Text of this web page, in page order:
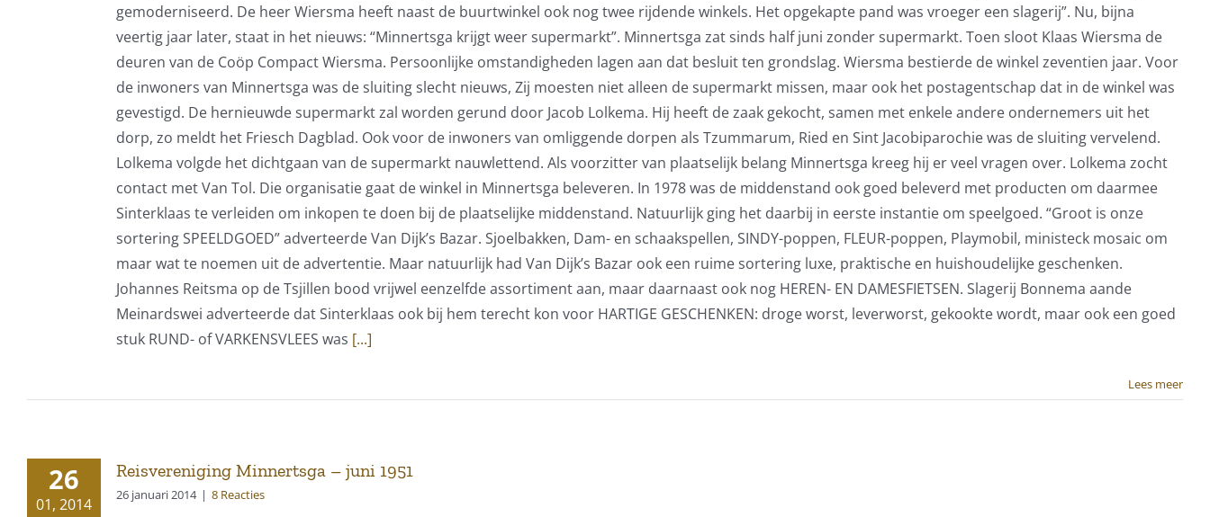
gemoderniseerd. De heer Wiersma heeft naast de buurtwinkel ook nog twee rijdende winkels. Het opgekapte pand was vroeger een slagerij”. Nu, bijna
veertig jaar later, staat in het nieuws: “Minnertsga krijgt weer supermarkt”. Minnertsga zat sinds half juni zonder supermarkt. Toen sloot Klaas Wiersma de
deuren van de Coöp Compact Wiersma. Persoonlijke omstandigheden lagen aan dat besluit ten grondslag. Wiersma bestierde de winkel zeventien jaar. Voor
de inwoners van Minnertsga was de sluiting slecht nieuws, Zij moesten niet alleen de supermarkt missen, maar ook het postagentschap dat in de winkel was
gevestigd. De hernieuwde supermarkt zal worden gerund door Jacob Lolkema. Hij heeft de zaak gekocht, samen met enkele andere ondernemers uit het
dorp, zo meldt het Friesch Dagblad. Ook voor de inwoners van omliggende dorpen als Tzummarum, Ried en Sint Jacobiparochie was de sluiting vervelend.
Lolkema volgde het dichtgaan van de supermarkt nauwlettend. Als voorzitter van plaatselijk belang Minnertsga kreeg hij er veel vragen over. Lolkema zocht
contact met Van Tol. Die organisatie gaat de winkel in Minnertsga beleveren. In 1978 was de middenstand ook goed beleverd met producten om daarmee
Sinterklaas te verleiden om inkopen te doen bij de plaatselijke middenstand. Natuurlijk ging het daarbij in eerste instantie om speelgoed. “Groot is onze
sortering SPEELDGOED” adverteerde Van Dijk’s Bazar. Sjoelbakken, Dam- en schaakspellen, SINDY-poppen, FLEUR-poppen, Playmobil, ministeck mosaic om
maar wat te noemen uit de advertentie. Maar natuurlijk had Van Dijk’s Bazar ook een ruime sortering luxe, praktische en huishoudelijke geschenken.
Johannes Reitsma op de Tsjillen bood vrijwel eenzelfde assortiment aan, maar daarnaast ook nog HEREN- EN DAMESFIETSEN. Slagerij Bonnema aande
Meinardswei adverteerde dat Sinterklaas ook bij hem terecht kon voor HARTIGE GESCHENKEN: droge worst, leverworst, gekookte wordt, maar ook een goed
stuk RUND- of VARKENSVLEES was [...]
Lees meer
26
01, 2014
Reisvereniging Minnertsga – juni 1951
26 januari 2014 | 8 Reacties